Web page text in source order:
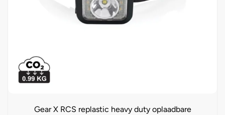
Gear X RCS replastic heavy duty oplaadbare